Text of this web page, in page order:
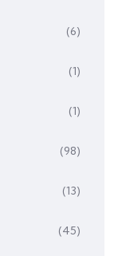
(6)
(1)
(1)
(98)
(13)
(45)